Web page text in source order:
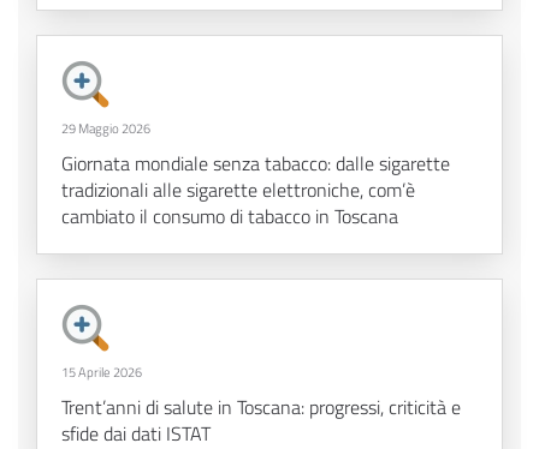
29 Maggio 2026
Giornata mondiale senza tabacco: dalle sigarette
tradizionali alle sigarette elettroniche, com’è
cambiato il consumo di tabacco in Toscana
15 Aprile 2026
Trent’anni di salute in Toscana: progressi, criticità e
sfide dai dati ISTAT